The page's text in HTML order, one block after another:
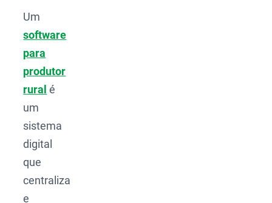
Um
software
para
produtor
rural é
um
sistema
digital
que
centraliza
e